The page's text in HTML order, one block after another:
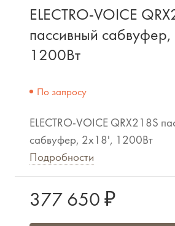
ELECTRO-VOICE
пассивный
1200Вт
По запросу
ELECTRO-VOICE QRX218S
сабвуфер, 2x18', 1200Вт
Подробности
377 650 ₽